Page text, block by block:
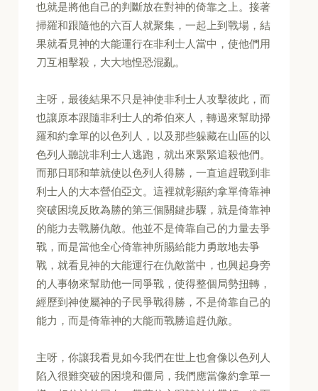
也就是將他自己的判斷放在對神的倚靠之上。接著
掃羅和跟隨他的六百人就聚集，一起上到戰場，結
果就看見神的大能運行在非利士人當中，使他們用
刀互相擊殺，大大地惶恐混亂。
主呀，最後結果不只是神使非利士人攻擊彼此，而
也讓原本跟隨非利士人的希伯來人，轉過來幫助掃
羅和約拿單的以色列人，以及那些躲藏在山區的以
色列人聽說非利士人逃跑，就出來緊緊追殺他們。
而那日耶和華就使以色列人得勝，一直追趕戰到非
利士人的大本營伯亞文。這裡就彰顯約拿單倚靠神
突破困境反敗為勝的第三個關鍵步驟，就是倚靠神
的能力去戰勝仇敵。他並不是倚靠自己的力量去爭
戰，而是當他全心倚靠神所賜給能力勇敢地去爭
戰，就看見神的大能運行在仇敵當中，也興起身旁
的人事物來幫助他一同爭戰，使得整個局勢扭轉，
經歷到神使屬神的子民爭戰得勝，不是倚靠自己的
能力，而是倚靠神的大能而戰勝追趕仇敵。
主呀，你讓我看見如今我們在世上也會像以色列人
陷入很難突破的困境和僵局，我們應當像約拿單一